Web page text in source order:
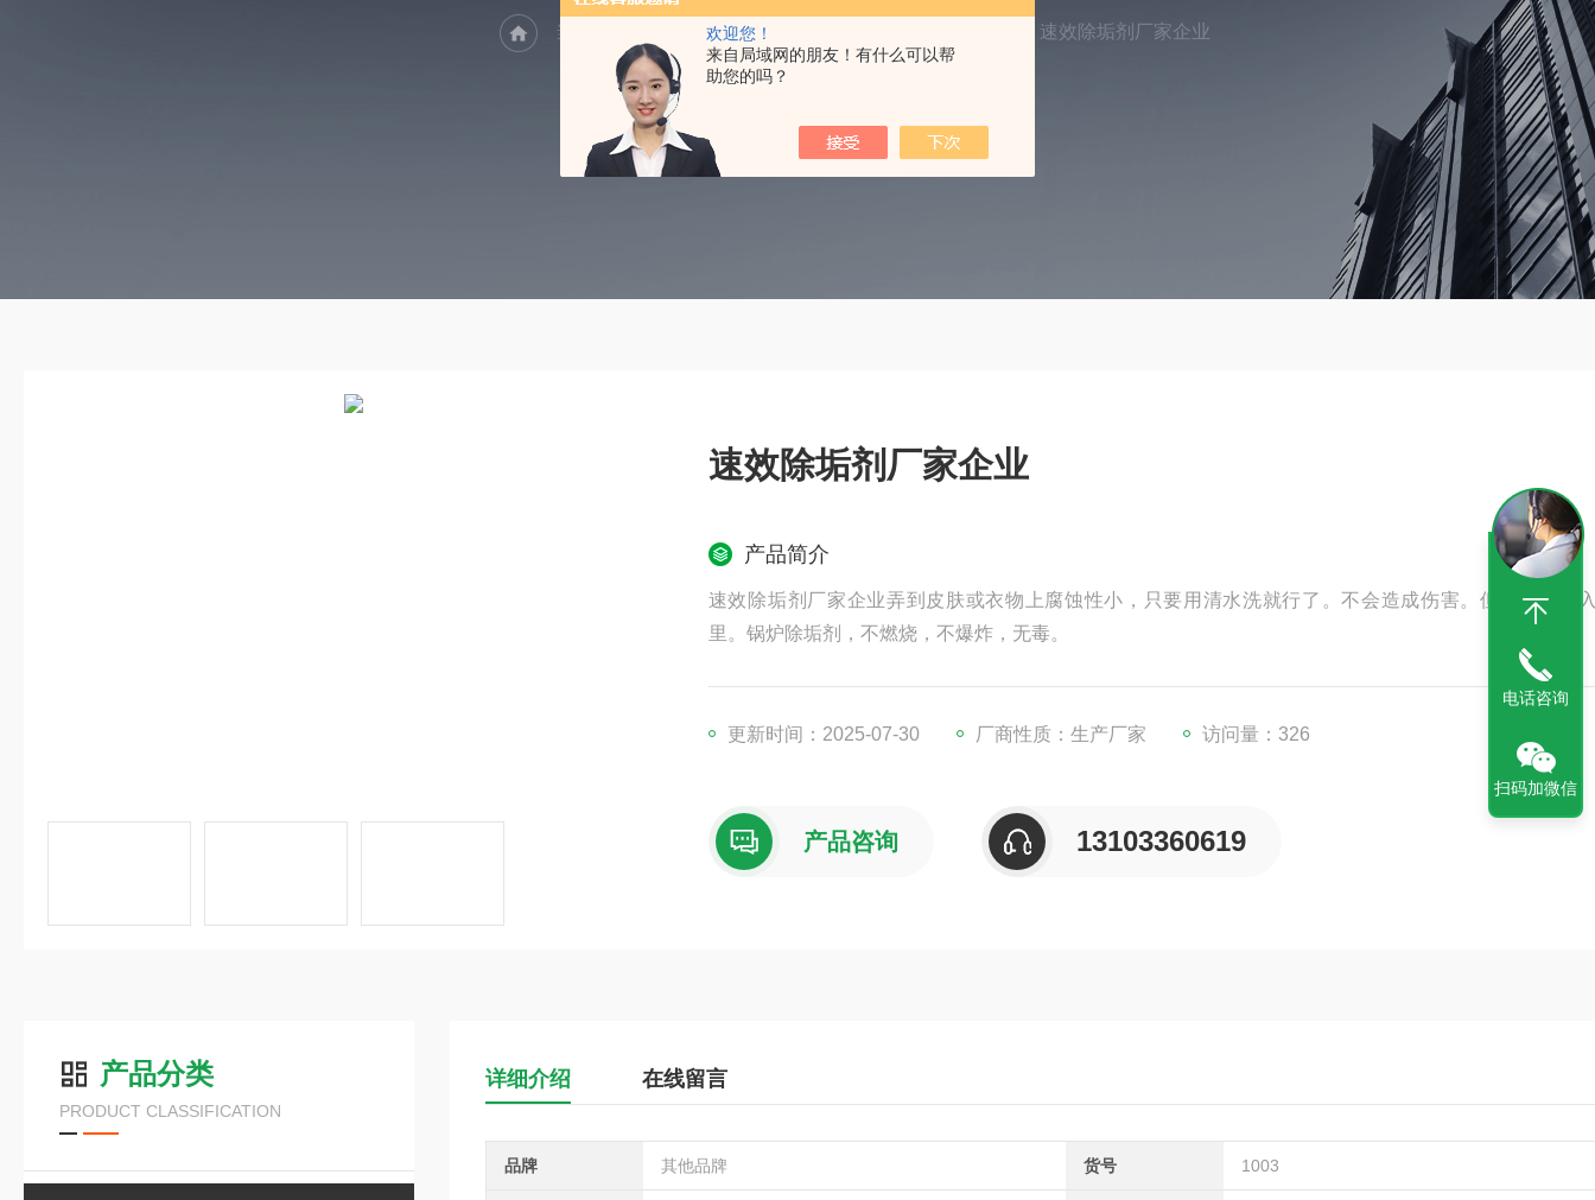
欢迎您！
来自局域网的朋友！有什么可以帮
助您的吗？
当前位置： 产品中心 速效除垢剂厂家企业
速效除垢剂厂家企业
产品简介
速效除垢剂厂家企业弄到皮肤或衣物上腐蚀性小，只要用清水洗就行了。不会造成伤害。但注意勿弄
里。锅炉除垢剂，不燃烧，不爆炸，无毒。
更新时间：2025-07-30 厂商性质：生产厂家 访问量：326
产品咨询 13103360619
产品分类
PRODUCT CLASSIFICATION
详细介绍 在线留言
品牌 其他品牌 货号 1003
电话咨询
扫码加微信